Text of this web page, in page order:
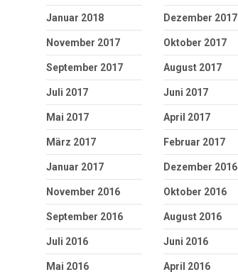
Januar 2018 Dezember 2017
November 2017 Oktober 2017
September 2017 August 2017
Juli 2017 Juni 2017
Mai 2017 April 2017
März 2017 Februar 2017
Januar 2017 Dezember 2016
November 2016 Oktober 2016
September 2016 August 2016
Juli 2016 Juni 2016
Mai 2016 April 2016